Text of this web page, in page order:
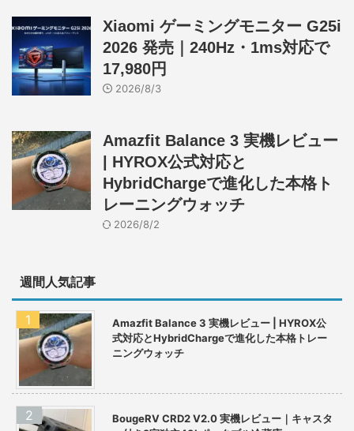
Xiaomi ゲーミングモニター G25i
2026 発売｜240Hz・1ms対応で
17,980円
2026/8/3
Amazfit Balance 3 実機レビュー
| HYROX公式対応と
HybridChargeで進化した本格ト
レーニングウォッチ
2026/8/2
週間人気記事
Amazfit Balance 3 実機レビュー | HYROX公
式対応とHybridChargeで進化した本格トレー
ニングウォッチ
BougeRV CRD2 V2.0 実機レビュー｜キャスタ